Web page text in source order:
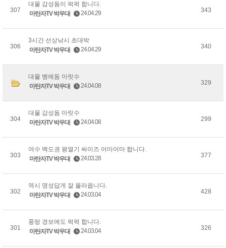
307
대물 감성돔이 퍽퍽 합니다.
마탄자TV 박우대
24.04.29 343
306
3시간 선상낚시 초대박
마탄자TV 박우대
24.04.29 340
대물 벵에돔 마릿수
마탄자TV 박우대
24.04.08 329
304
대물 감성돔 마릿수
마탄자TV 박우대
24.04.08 299
303
여수 백도권 왕열기 싸이즈 어마어마 합니다.
마탄자TV 박우대
24.03.28 377
302
역시 명성답게 잘 올라옵니다.
마탄자TV 박우대
24.03.04 428
301
풍랑 경보에도 퍽퍽 합니다.
마탄자TV 박우대
24.03.04 326